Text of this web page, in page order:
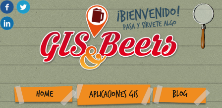
HOME APLICACIONES GIS BLOG